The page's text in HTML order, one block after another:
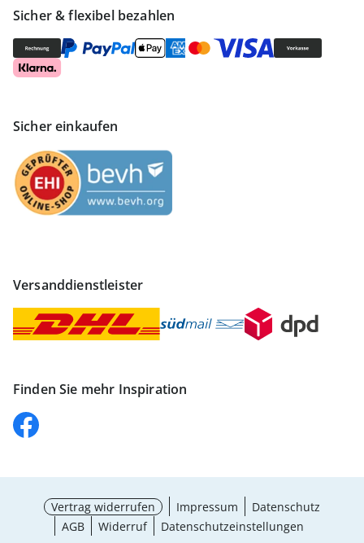
Sicher & flexibel bezahlen
Sicher einkaufen
Versanddienstleister
Finden Sie mehr Inspiration
Vertrag widerrufen Impressum
Datenschutz
AGB
Widerruf Datenschutzeinstellungen